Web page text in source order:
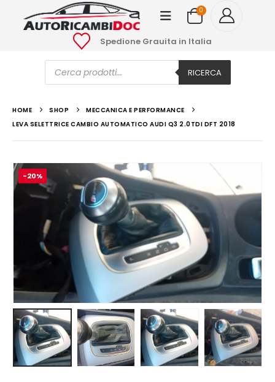
0
Spedione Grauita in Italia
Ricerca
prodotti RICERCA
HOME SHOP
MECCANICA E PERFORMANCE
LEVA SELETTRICE CAMBIO AUTOMATICO AUDI Q3 2.0TDI DFT 2018
-20%